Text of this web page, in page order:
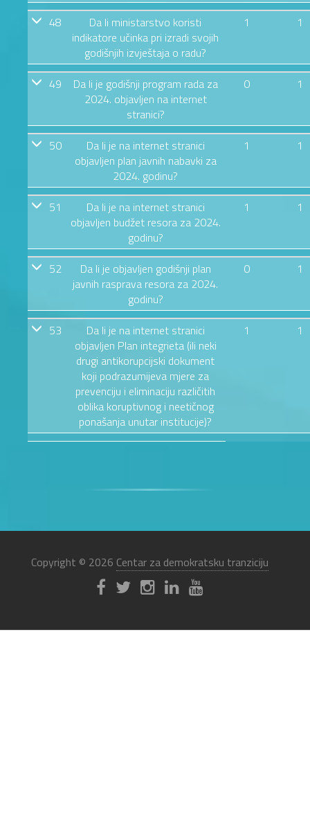
48
Da li ministarstvo koristi
indikatore učinka pri izradi svojih
godišnjih izvještaja o radu?
1 1
49
Da li je godišnji program rada za
2024. objavljen na internet
stranici?
0 1
50
Da li je na internet stranici
objavljen plan javnih nabavki za
2024. godinu?
1 1
51
Da li je na internet stranici
objavljen budžet resora za 2024.
godinu?
1 1
52
Da li je objavljen godišnji plan
javnih rasprava resora za 2024.
godinu?
0 1
53
Da li je na internet stranici
objavljen Plan integrieta (ili neki
drugi antikorupcijski dokument
koji podrazumijeva mjere za
prevenciju i eliminaciju različitih
oblika koruptivnog i neetičnog
ponašanja unutar institucije)?
1 1
Copyright © 2026 Centar za demokratsku tranziciju